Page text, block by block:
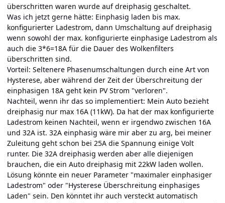
überschritten waren wurde auf dreiphasig geschaltet.
Was ich jetzt gerne hätte: Einphasig laden bis max.
konfigurierter Ladestrom, dann Umschaltung auf dreiphasig
wenn sowohl der max. konfigurierte einphasige Ladestrom als
auch die 3*6=18A für die Dauer des Wolkenfilters
überschritten sind.
Vorteil: Seltenere Phasenumschaltungen durch eine Art von
Hysterese, aber während der Zeit der Überschreitung der
einphasigen 18A geht kein PV Strom "verloren".
Nachteil, wenn ihr das so implementiert: Mein Auto bezieht
dreiphasig nur max 16A (11kW). Da hat der max konfigurierte
Ladestrom keinen Nachteil, wenn er irgendwo zwischen 16A
und 32A ist. 32A einphasig wäre mir aber zu arg, bei meiner
Zuleitung geht schon bei 25A die Spannung einige Volt
runter. Die 32A dreiphasig werden aber alle diejenigen
brauchen, die ein Auto dreiphasig mit 22kW laden wollen.
Lösung könnte ein neuer Parameter "maximaler einphasiger
Ladestrom" oder "Hysterese Überschreitung einphasiges
Laden" sein. Den könntet ihr auch versteckt automatisch